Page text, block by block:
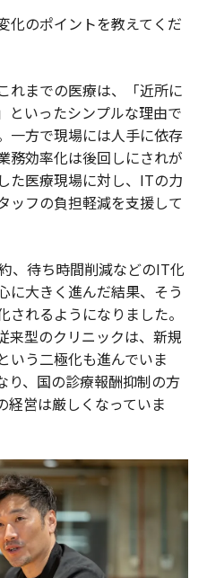
のポイントを教えてくだ
れまでの医療は、「近所に
といったシンプルな理由で
一方で現場には人手に依存
務効率化は後回しにされが
た医療現場に対し、ITの力
ッフの負担軽減を支援して
、待ち時間削減などのIT化
に大きく進んだ結果、そう
れるようになりました。
来型のクリニックは、新規
いう二極化も進んでいま
り、国の診療報酬抑制の方
経営は厳しくなっていま